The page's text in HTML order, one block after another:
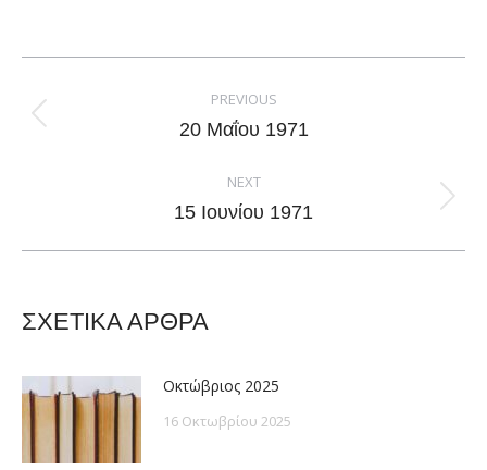
Facebook
X
PinterestLinkedIn
navigation
PREVIOUS
Previous
20 Μαΐου 1971
NEXT
Next
15 Ιουνίου 1971
ΣΧΕΤΙΚΑ ΑΡΘΡΑ
Οκτώβριος 2025
16 Οκτωβρίου 2025